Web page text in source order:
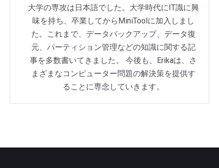
大学の専攻は日本語でした。大学時代にIT識に興
味を持ち、卒業してからMiniToolに加入しまし
た。これまで、データバックアップ、データ復
元、パーティション管理などの知識に関する記
事を多数書いてきました。 今後も、Erikaは、さ
まざまなコンピューター問題の解決策を提供す
ることに専念していきます。